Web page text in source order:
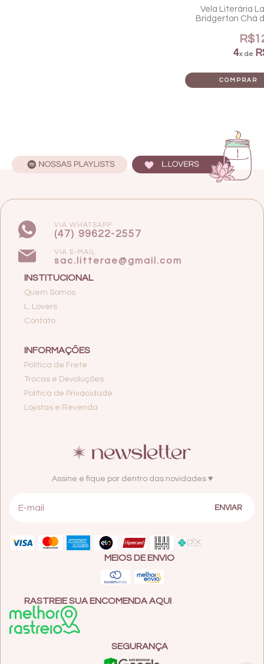
Vela Literária
Bridgerton Chá
4x de
VIA WHATSAPP
(47) 99622-2557
VIA E-MAIL
sac.litterae@gmail.com
INSTITUCIONAL
Quem Somos
L. Lovers
Contato
INFORMAÇÕES
Política de Frete
Trocas e Devoluções
Política de Privacidade
Lojistas e Revenda
Assine e fique por dentro das novidades ♥
MEIOS DE ENVIO
RASTREIE SUA ENCOMENDA AQUI
SEGURANÇA